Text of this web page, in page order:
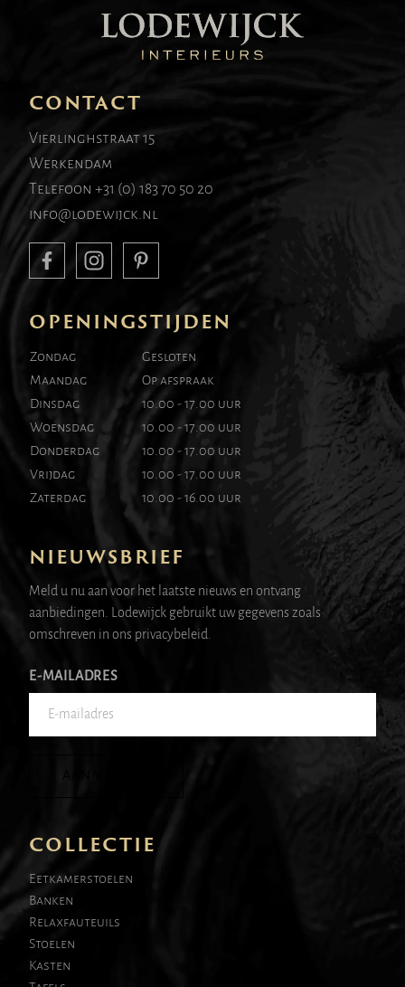
CONTACT
Vierlinghstraat 15
Werkendam
Telefoon +31 (0) 183 70 50 20
info@lodewijck.nl
OPENINGSTIJDEN
Zondag
Gesloten
Maandag
Op afspraak
Dinsdag
10.00 - 17.00 uur
Woensdag
10.00 - 17.00 uur
Donderdag
10.00 - 17.00 uur
Vrijdag
10.00 - 17.00 uur
Zaterdag
10.00 - 16.00 uur
NIEUWSBRIEF
Meld u nu aan voor het laatste nieuws en ontvang
aanbiedingen. Lodewijck gebruikt uw gegevens zoals
omschreven in ons privacybeleid.
E-MAILADRES
COLLECTIE
Eetkamerstoelen
Banken
Relaxfauteuils
Stoelen
Kasten